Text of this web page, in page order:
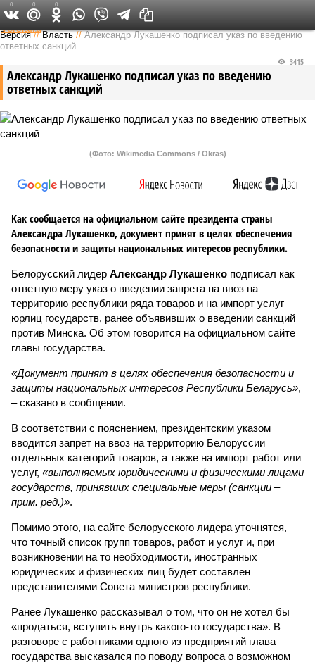
Федеральный выпуск
Версия //Власть //Александр Лукашенко подписал указ по введению
ответных санкций
Александр Лукашенко подписал указ по введению
ответных санкций
3415
(Фото: Wikimedia Commons / Okras)
Как сообщается на официальном сайте президента страны
Александра Лукашенко, документ принят в целях обеспечения
безопасности и защиты национальных интересов республики.
Белорусский лидер Александр Лукашенко подписал как
ответную меру указ о введении запрета на ввоз на
территорию республики ряда товаров и на импорт услуг
юрлиц государств, ранее объявивших о введении санкций
против Минска. Об этом говорится на официальном сайте
главы государства.
«Документ принят в целях обеспечения безопасности и
защиты национальных интересов Республики Беларусь»,
– сказано в сообщении.
В соответствии с пояснением, президентским указом
вводится запрет на ввоз на территорию Белоруссии
отдельных категорий товаров, а также на импорт работ или
услуг, «выполняемых юридическими и физическими лицами
государств, принявших специальные меры (санкции –
прим. ред.)».
Помимо этого, на сайте белорусского лидера уточнятся,
что точный список групп товаров, работ и услуг и, при
возникновении на то необходимости, иностранных
юридических и физических лиц будет составлен
представителями Совета министров республики.
Ранее Лукашенко рассказывал о том, что он не хотел бы
«продаться, вступить внутрь какого-то государства». В
разговоре с работниками одного из предприятий глава
государства высказался по поводу вопроса о возможном
0 0 0